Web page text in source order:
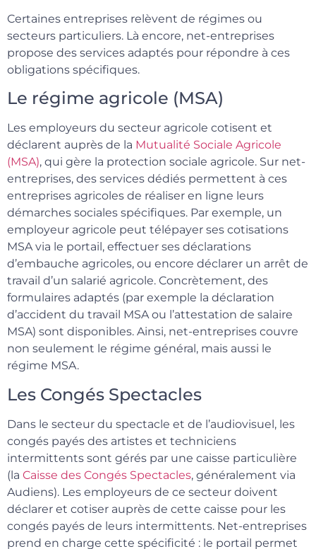
Certaines entreprises relèvent de régimes ou
secteurs particuliers. Là encore, net-entreprises
propose des services adaptés pour répondre à ces
obligations spécifiques.
Le régime agricole (MSA)
Les employeurs du secteur agricole cotisent et
déclarent auprès de la Mutualité Sociale Agricole
(MSA), qui gère la protection sociale agricole. Sur net-
entreprises, des services dédiés permettent à ces
entreprises agricoles de réaliser en ligne leurs
démarches sociales spécifiques. Par exemple, un
employeur agricole peut télépayer ses cotisations
MSA via le portail, effectuer ses déclarations
d’embauche agricoles, ou encore déclarer un arrêt de
travail d’un salarié agricole. Concrètement, des
formulaires adaptés (par exemple la déclaration
d’accident du travail MSA ou l’attestation de salaire
MSA) sont disponibles. Ainsi, net-entreprises couvre
non seulement le régime général, mais aussi le
régime MSA.
Les Congés Spectacles
Dans le secteur du spectacle et de l’audiovisuel, les
congés payés des artistes et techniciens
intermittents sont gérés par une caisse particulière
(la Caisse des Congés Spectacles, généralement via
Audiens). Les employeurs de ce secteur doivent
déclarer et cotiser auprès de cette caisse pour les
congés payés de leurs intermittents. Net-entreprises
prend en charge cette spécificité : le portail permet